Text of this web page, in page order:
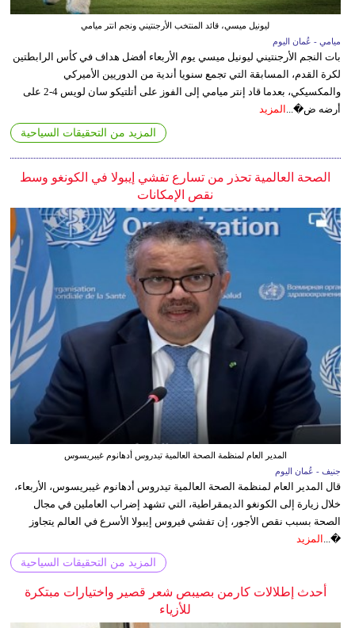
ليونيل ميسي، قائد المنتخب الأرجنتيني ونجم انتر ميامي
ميامي - عُمان اليوم
بات النجم الأرجنتيني ليونيل ميسي يوم الأربعاء أفضل هداف في كأس الرابطتين
لكرة القدم، المسابقة التي تجمع سنويا أندية من الدوريين الأميركي
والمكسيكي، بعدما قاد إنتر ميامي إلى الفوز على أتلتيكو سان لويس 4-2 على
أرضه ض�...
المزيد
المزيد من التحقيقات السياحية
الصحة العالمية تحذر من تسارع تفشي إيبولا في الكونغو وسط
نقص الإمكانات
المدير العام لمنظمة الصحة العالمية تيدروس أدهانوم غيبريسوس
جنيف - عُمان اليوم
قال المدير العام لمنظمة الصحة العالمية تيدروس أدهانوم غيبريسوس، الأربعاء،
خلال زيارة إلى الكونغو الديمقراطية، التي تشهد إضراب العاملين في مجال
الصحة بسبب نقص الأجور، إن تفشي فيروس إيبولا الأسرع في العالم يتجاوز
�... المزيد
المزيد من التحقيقات السياحية
أحدث إطلالات كارمن بصيبص شعر قصير واختيارات مبتكرة
للأزياء